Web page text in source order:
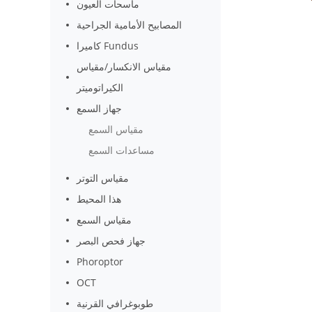
ماسحات العيون
المصابيح الأمامية الجراحية
كاميرا Fundus
مقياس الانكسار/مقياس
الكيراتوميتر
جهاز السمع
مقياس السمع
مساعدات السمع
مقياس التوتر
هذا المحيط
مقياس السمع
جهاز فحص البصر
Phoroptor
OCT
طوبوغرافي القرنية